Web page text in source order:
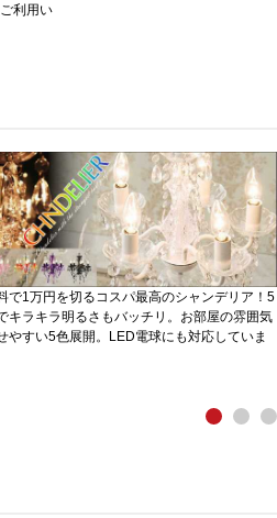
利用い
で1万円を切るコスパ最高のシャンデリア！5
キラキラ明るさもバッチリ。お部屋の雰囲気
やすい5色展開。LED電球にも対応していま